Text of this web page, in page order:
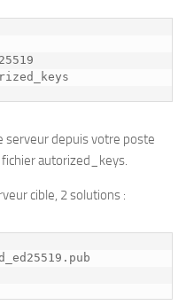
serveur depuis votre poste
autorized_keys.
cible, 2 solutions :